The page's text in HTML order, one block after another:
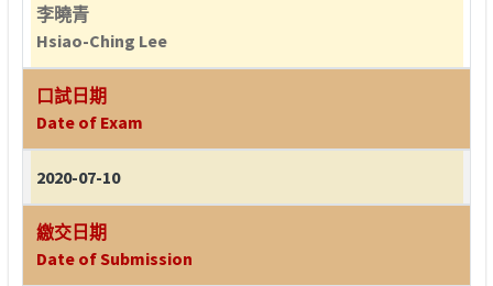
李曉青
Hsiao-Ching Lee
口試日期
Date of Exam
2020-07-10
繳交日期
Date of Submission